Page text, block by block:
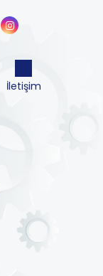
İletişim